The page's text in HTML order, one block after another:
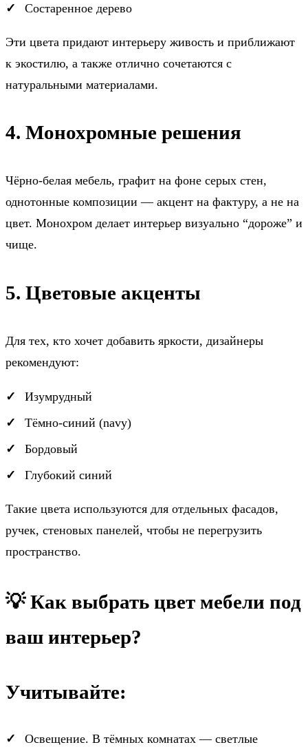
Состаренное дерево
Эти цвета придают интерьеру живость и приближают
к экостилю, а также отлично сочетаются с
натуральными материалами.
4. Монохромные решения
Чёрно-белая мебель, графит на фоне серых стен,
однотонные композиции — акцент на фактуру, а не на
цвет. Монохром делает интерьер визуально “дороже” и
чище.
5. Цветовые акценты
Для тех, кто хочет добавить яркости, дизайнеры
рекомендуют:
Изумрудный
Тёмно-синий (navy)
Бордовый
Глубокий синий
Такие цвета используются для отдельных фасадов,
ручек, стеновых панелей, чтобы не перегрузить
пространство.
💡 Как выбрать цвет мебели под
ваш интерьер?
Учитывайте:
Освещение. В тёмных комнатах — светлые